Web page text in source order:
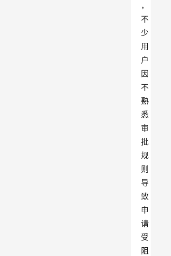
，
不
少
用
户
因
不
熟
悉
审
批
规
则
导
致
申
请
受
阻